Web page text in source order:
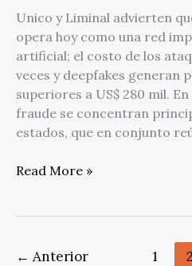
Unico y Liminal advierten
opera hoy como una red
artificial; el costo de los
veces y deepfakes generan
superiores a US$ 280 mil.
fraude se concentran
estados, que en conjunto
Read More »
← Anterior 1 2